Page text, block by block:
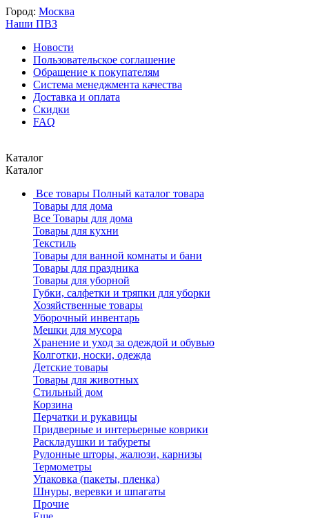
Город: Москва
Наши ПВЗ
Новости
Пользовательское соглашение
Обращение к покупателям
Система менеджмента качества
Доставка и оплата
Скидки
FAQ
Каталог
Каталог
Все товары Полный каталог товара
Товары для дома
Все Товары для дома
Товары для кухни
Текстиль
Товары для ванной комнаты и бани
Товары для праздника
Товары для уборной
Губки, салфетки и тряпки для уборки
Хозяйственные товары
Уборочный инвентарь
Мешки для мусора
Хранение и уход за одеждой и обувью
Колготки, носки, одежда
Детские товары
Товары для животных
Стильный дом
Корзина
Перчатки и рукавицы
Придверные и интерьерные коврики
Раскладушки и табуреты
Рулонные шторы, жалюзи, карнизы
Термометры
Упаковка (пакеты, пленка)
Шнуры, веревки и шпагаты
Прочие